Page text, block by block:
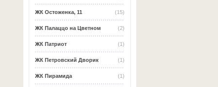
(15)
ЖК Остоженка, 11
(2)
ЖК Палаццо на Цветном
(1)
ЖК Патриот
(1)
ЖК Петровский Дворик
(1)
ЖК Пирамида